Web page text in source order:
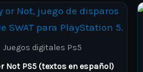
Juegos digitales Ps5
Not PS5 (textos en español)
Price
range:
ARS 30.000,00
This
product
has